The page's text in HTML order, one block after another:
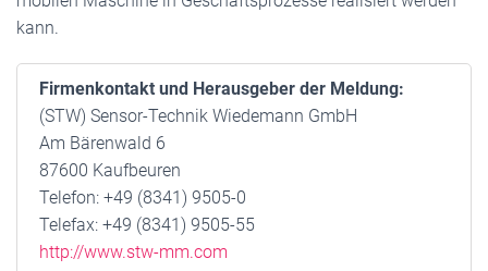
kann.
Firmenkontakt und Herausgeber der Meldung:
(STW) Sensor-Technik Wiedemann GmbH
Am Bärenwald 6
87600 Kaufbeuren
Telefon: +49 (8341) 9505-0
Telefax: +49 (8341) 9505-55
http://www.stw-mm.com